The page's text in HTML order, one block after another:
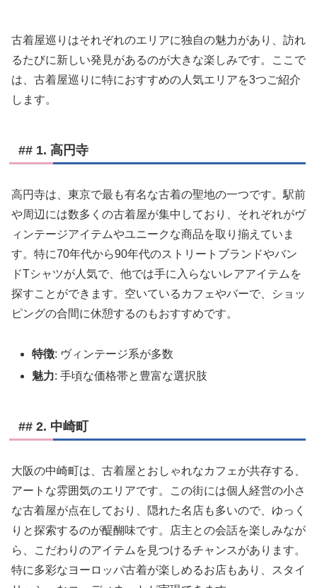
古着屋巡りはそれぞれのエリアに独自の魅力があり、訪れ
るたびに新しい発見があるのが大きな楽しみです。ここで
は、古着屋巡りに特におすすめの人気エリアを3つご紹介
します。
## 1. 高円寺
高円寺は、東京で最も有名な古着の聖地の一つです。駅前
や周辺には数多くの古着屋が集中しており、それぞれがヴ
ィンテージアイテムやユニークな商品を取り揃えていま
す。特に70年代から90年代のストリートブランドやバン
ドTシャツが人気で、他では手に入らないレアアイテムを
探すことができます。空いているカフェやバーで、ショッ
ピングの合間に休憩するのもおすすめです。
特徴: ヴィンテージ系が多数
魅力: 手頃な価格帯と豊富な選択肢
## 2. 中崎町
大阪の中崎町は、古着屋とおしゃれなカフェが共存する、
アートな雰囲気のエリアです。この街には個人経営の小さ
な古着屋が点在しており、隠れた名店も多いので、ゆっく
りと探索するのが醍醐味です。店主との会話を楽しみなが
ら、こだわりのアイテムを見つけるチャンスがあります。
特に多彩なヨーロッパ古着が楽しめるお店もあり、スタイ